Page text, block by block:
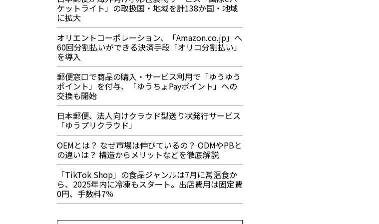
ケットライト」の取扱国・地域を計138か国・地域
に拡大
オリエントコーポレーション、「Amazon.co.jp」へ
60回分割払いができる決済手段「オリコ分割払い」
を導入
郵便窓口で商品の購入・サービス利用で「ゆうゆう
ポイント」を付与、「ゆうちょPayポイント」への
交換も開始
日本郵便、法人向けクラウド型送り状発行サービス
「ゆうプリクラウド」
OEMとは？ なぜ市場は伸びているの？ ODMやPBと
の違いは？ 構造からメリットなどを徹底解説
「TikTok Shop」の食品ジャンルは7月に常温食か
ら、2025年内に冷凍もスタート。出店費用は固定費
0円、手数料7％